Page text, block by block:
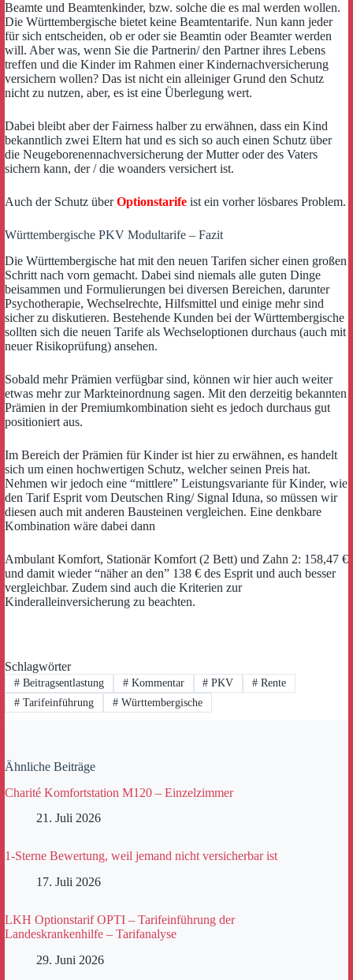
Beamte und Beamtenkinder, bzw. solche die es mal werden wollen.
Die Württembergische bietet keine Beamtentarife. Nun kann jeder
für sich entscheiden, ob er oder sie Beamtin oder Beamter werden
will. Aber was, wenn Sie die Partnerin/ den Partner ihres Lebens
treffen und die Kinder im Rahmen einer Kindernachversicherung
versichern wollen? Das ist nicht ein alleiniger Grund den Schutz
nicht zu nutzen, aber, es ist eine Überlegung wert.
Dabei bleibt aber der Fairness halber zu erwähnen, dass ein Kind
bekanntlich zwei Eltern hat und es sich so auch einen Schutz über
die Neugeborenennachversicherung der Mutter oder des Vaters
sichern kann, der / die woanders versichert ist.
Auch der Schutz überOptionstarife ist ein vorher lösbares Problem.
Württembergische PKV Modultarife – Fazit
Die Württembergische hat mit den neuen Tarifen sicher einen großen
Schritt nach vorn gemacht. Dabei sind niemals alle guten Dinge
beisammen und Formulierungen bei diversen Bereichen, darunter
Psychotherapie, Wechselrechte, Hilfsmittel und einige mehr sind
sicher zu diskutieren. Bestehende Kunden bei der Württembergische
sollten sich die neuen Tarife als Wechseloptionen durchaus (auch mit
neuer Risikoprüfung) ansehen.
Sobald mehr Prämien verfügbar sind, können wir hier auch weiter
etwas mehr zur Markteinordnung sagen. Mit den derzeitig bekannten
Prämien in der Premiumkombination sieht es jedoch durchaus gut
positioniert aus.
Im Bereich der Prämien für Kinder ist hier zu erwähnen, es handelt
sich um einen hochwertigen Schutz, welcher seinen Preis hat.
Nehmen wir jedoch eine “mittlere” Leistungsvariante für Kinder, wie
den Tarif Esprit vom Deutschen Ring/ Signal Iduna, so müssen wir
diesen auch mit anderen Bausteinen vergleichen. Eine denkbare
Kombination wäre dabei dann
Ambulant Komfort, Stationär Komfort (2 Bett) und Zahn 2: 158,47 €
und damit wieder “näher an den” 138 € des Esprit und auch besser
vergleichbar. Zudem sind auch die Kriterien zur
Kinderalleinversicherung zu beachten.
Schlagwörter
#Beitragsentlastung #Kommentar # PKV # Rente
#Tarifeinführung #Württembergische
Ähnliche Beiträge
Charité Komfortstation M120 – Einzelzimmer
21. Juli 2026
1-Sterne Bewertung, weil jemand nicht versicherbar ist
17. Juli 2026
LKH Optionstarif OPTI – Tarifeinführung der
Landeskrankenhilfe – Tarifanalyse
29. Juni 2026